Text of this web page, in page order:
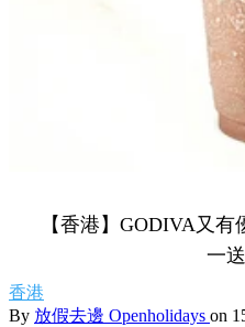
【香港】GODIVA又
一
香港
By 放假去邊 Openholidays on